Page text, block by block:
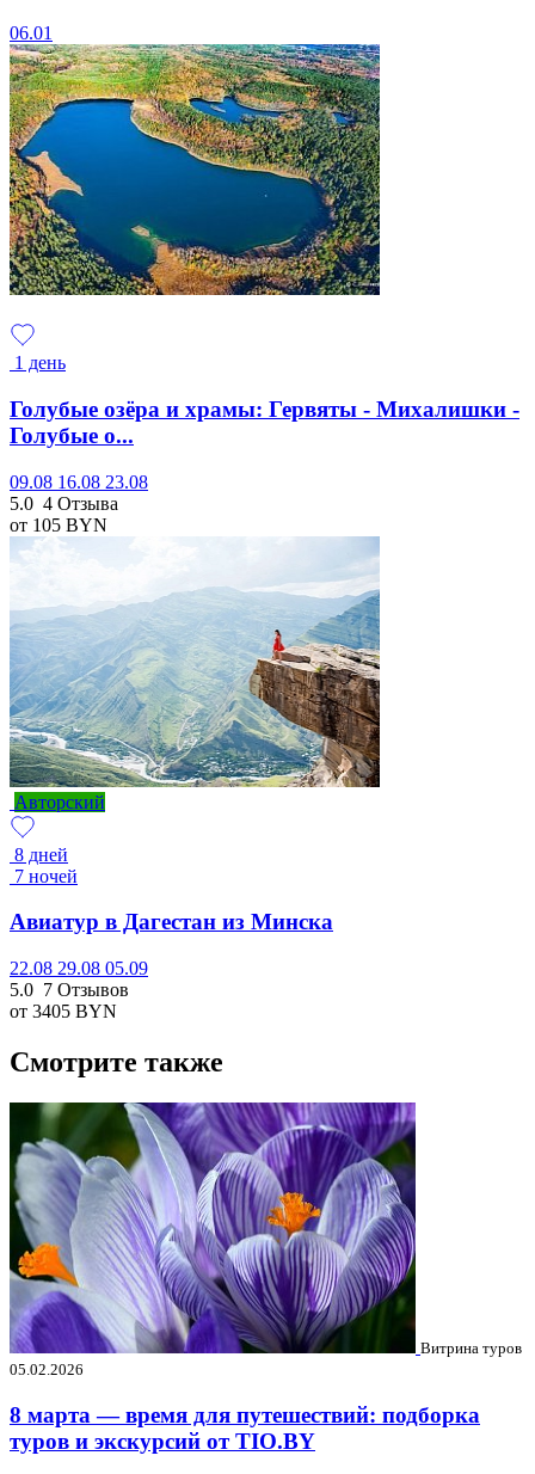
06.01
1 день
Голубые озёра и храмы: Гервяты - Михалишки -
Голубые о...
09.08 16.08 23.08
5.0 4 Отзыва
от 105 BYN
Авторский
8 дней
7 ночей
Авиатур в Дагестан из Минска
22.08 29.08 05.09
5.0 7 Отзывов
от 3405 BYN
Смотрите также
Витрина туров
05.02.2026
8 марта — время для путешествий: подборка
туров и экскурсий от TIO.BY